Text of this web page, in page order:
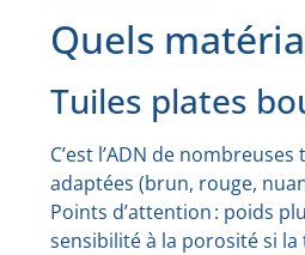
Quels
Tuiles plates
C’est l’ADN de
adaptées (brun, rouge,
Points d’attention : poids
sensibilité à la porosité si